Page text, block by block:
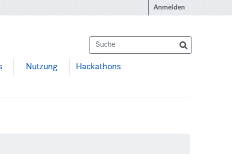
Anmelden
Nutzung Hackathons